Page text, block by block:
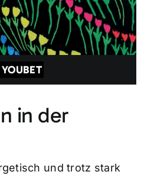
YOUBET
in der
und trotz stark